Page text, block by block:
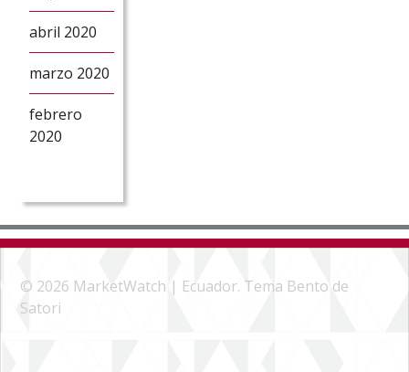
abril 2020
marzo 2020
febrero
2020
© 2026 MarketWatch | Ecuador. Tema Bento de
Satori